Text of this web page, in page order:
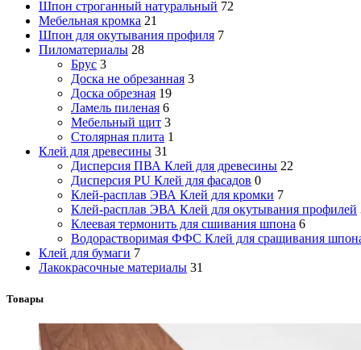
Шпон строганный натуральный 72
Мебельная кромка 21
Шпон для окутывания профиля 7
Пиломатериалы 28
Брус 3
Доска не обрезанная 3
Доска обрезная 19
Ламель пиленая 6
Мебельный щит 3
Столярная плита 1
Клей для древесины 31
Дисперсия ПВА Клей для древесины 22
Дисперсия PU Клей для фасадов 0
Клей-расплав ЭВА Клей для кромки 7
Клей-расплав ЭВА Клей для окутывания профилей
Клеевая термонить для сшивания шпона 6
Водорастворимая ФФС Клей для сращивания
Клей для бумаги 7
Лакокрасочные материалы 31
Товары